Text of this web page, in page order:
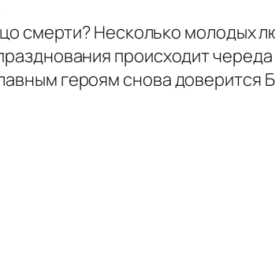
смерти? Несколько
происходит
героям снова доверится